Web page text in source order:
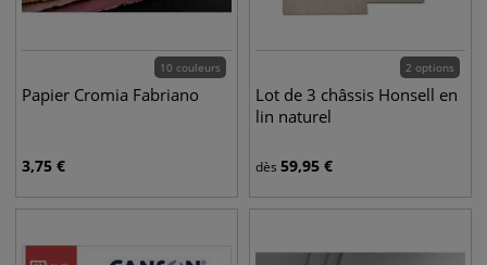
10 couleurs
Papier Cromia Fabriano
3,75 €
2 options
Lot de 3 châssis Honsell en
lin naturel
dès 59,95 €